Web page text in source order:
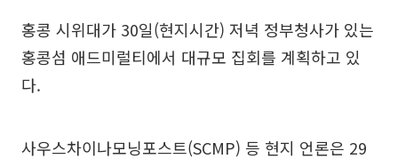
홍콩 시위대가 30일(현지시간) 저녁 정부청사가 있는
홍콩섬 애드미럴티에서 대규모 집회를 계획하고 있
다.
사우스차이나모닝포스트(SCMP) 등 현지 언론은 29